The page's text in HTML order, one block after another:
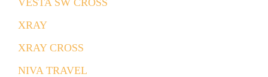
XRAY
XRAY CROSS
NIVA TRAVEL